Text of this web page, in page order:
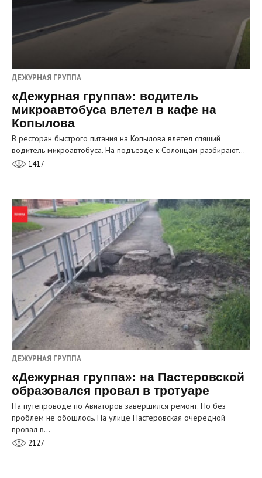
ДЕЖУРНАЯ ГРУППА
«Дежурная группа»: водитель
микроавтобуса влетел в кафе на
Копылова
В ресторан быстрого питания на Копылова влетел спящий
водитель микроавтобуса. На подъезде к Солонцам разбирают…
1417
ДЕЖУРНАЯ ГРУППА
«Дежурная группа»: на Пастеровской
образовался провал в тротуаре
На путепроводе по Авиаторов завершился ремонт. Но без
проблем не обошлось. На улице Пастеровская очередной
провал в…
2127